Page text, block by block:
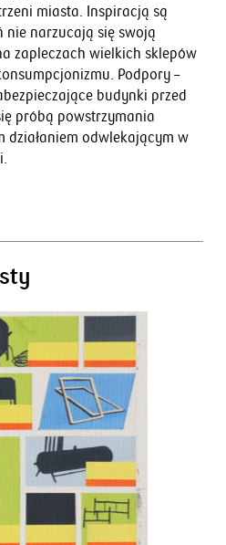
miasta. Inspiracją są
nie narzucają się swoją
zapleczach wielkich sklepów
Podpory –
budynki przed
próbą powstrzymania
działaniem odwlekającym w